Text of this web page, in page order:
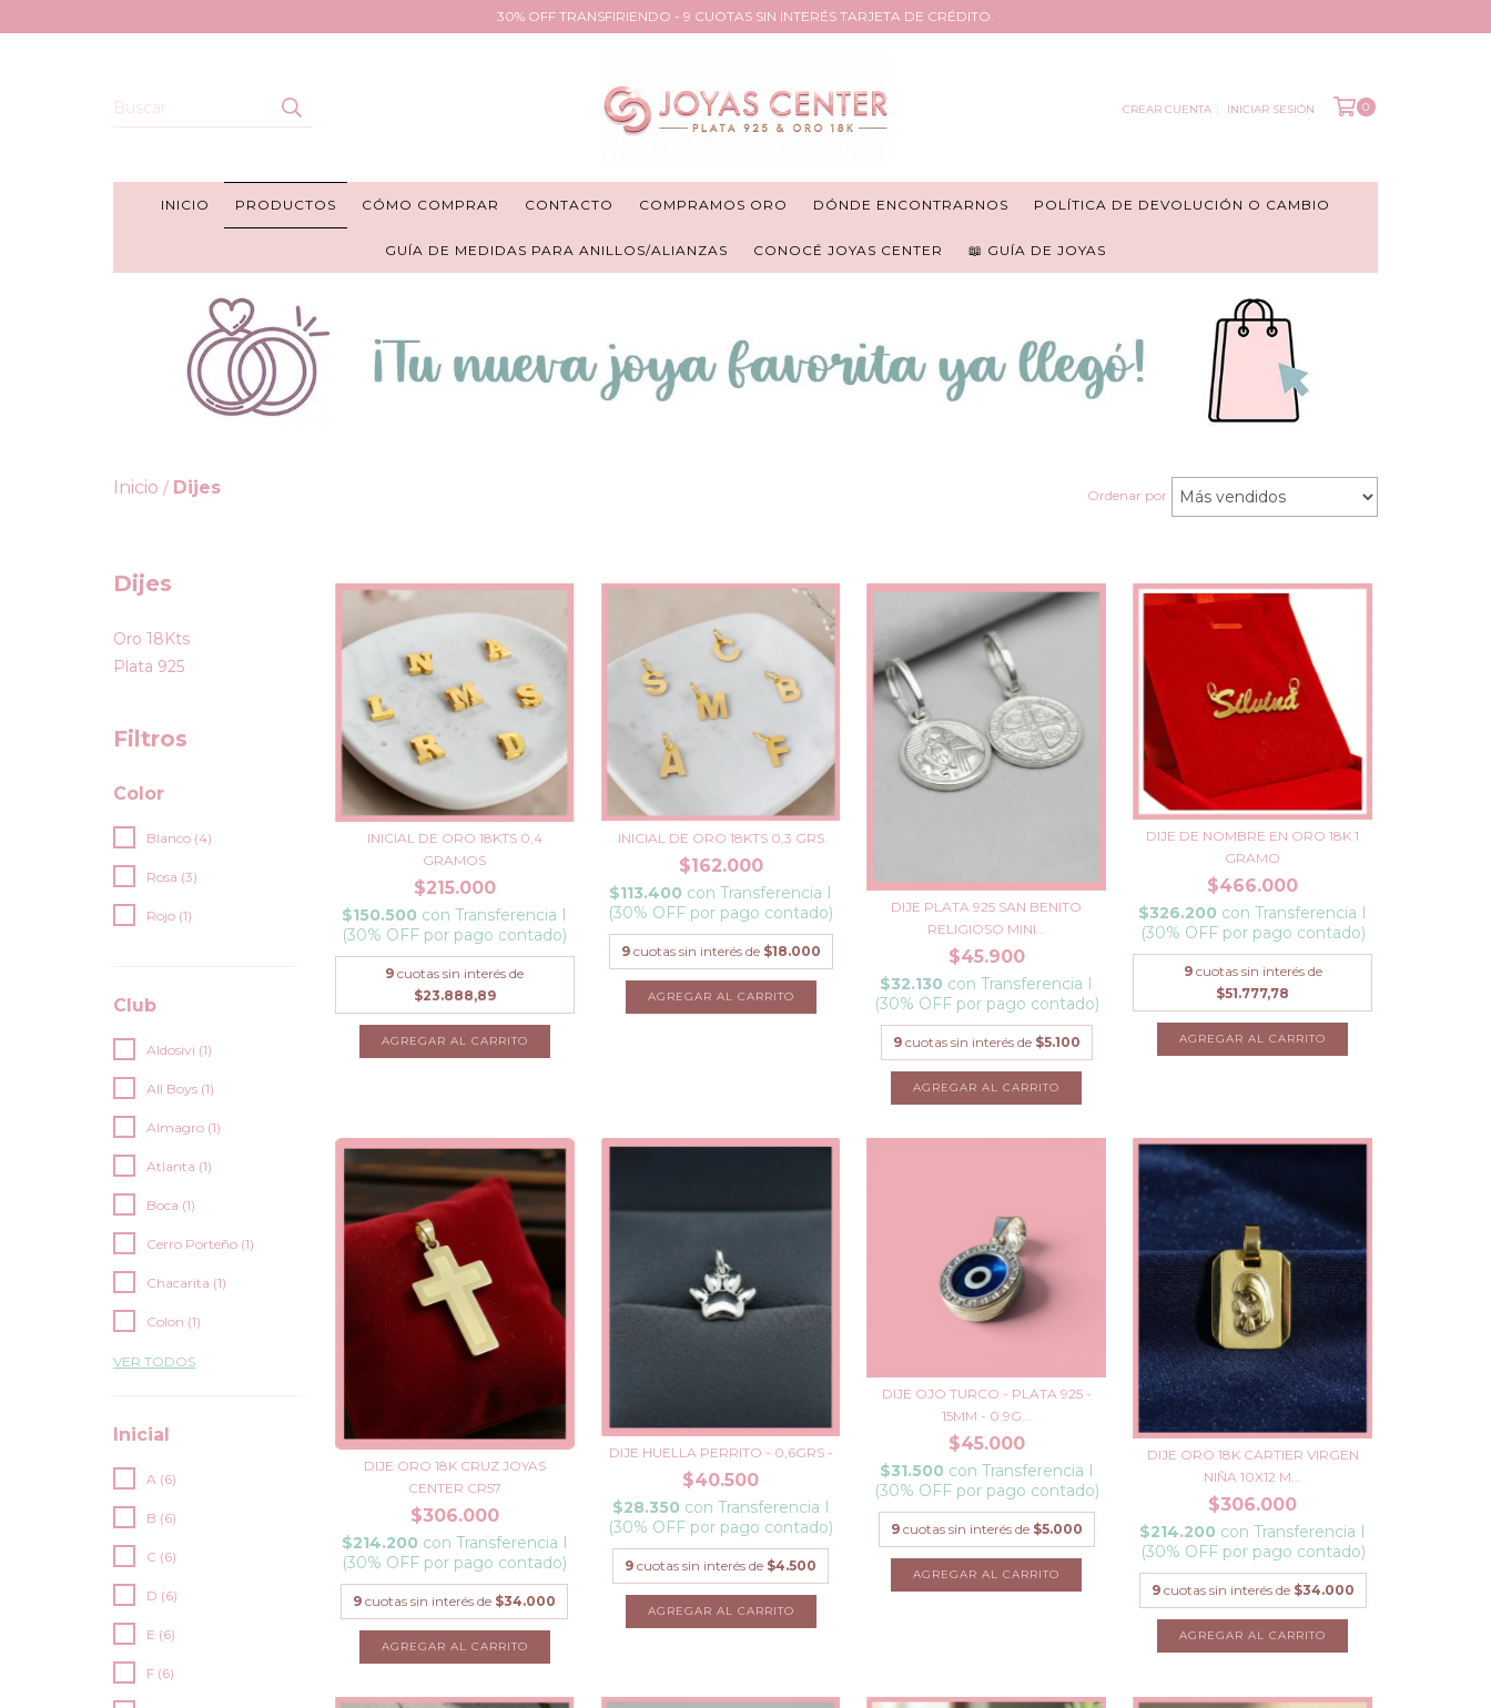
30% OFF TRANSFIRIENDO - 9 CUOTAS SIN INTERÉS TARJETA DE CRÉDITO.
CREAR CUENTA INICIAR SESIÓN 0
INICIO PRODUCTOS CÓMO COMPRAR CONTACTO COMPRAMOS ORO DÓNDE ENCONTRARNOS POLÍTICA DE DEVOLUCIÓN O CAMBIO
GUÍA DE MEDIDAS PARA ANILLOS/ALIANZAS CONOCÉ JOYAS CENTER 📖 GUÍA DE JOYAS
Inicio / Dijes Ordenar por
Dijes
Oro 18Kts
Plata 925
Filtros
Color
Blanco (4)
Rosa (3)
Rojo (1)
Club
Aldosivi (1)
All Boys (1)
Almagro (1)
Atlanta (1)
Boca (1)
Cerro Porteño (1)
Chacarita (1)
Colon (1)
VER TODOS
Inicial
A (6)
B (6)
C (6)
D (6)
E (6)
F (6)
INICIAL DE ORO 18KTS 0,4
GRAMOS
$215.000
$150.500 con Transferencia I
(30% OFF por pago contado)
9 cuotas sin interés de
$23.888,89
AGREGAR AL CARRITO
INICIAL DE ORO 18KTS 0,3 GRS
$162.000
$113.400 con Transferencia I
(30% OFF por pago contado)
9 cuotas sin interés de $18.000
AGREGAR AL CARRITO
DIJE PLATA 925 SAN BENITO
RELIGIOSO MINI...
$45.900
$32.130 con Transferencia I
(30% OFF por pago contado)
9 cuotas sin interés de $5.100
DIJE DE NOMBRE EN ORO 18K 1
GRAMO
$466.000
$326.200 con Transferencia I
(30% OFF por pago contado)
9 cuotas sin interés de
$51.777,78
AGREGAR AL CARRITO
DIJE ORO 18K CRUZ JOYAS
CENTER CR57
$306.000
$214.200 con Transferencia I
(30% OFF por pago contado)
9 cuotas sin interés de $34.000
DIJE HUELLA PERRITO - 0,6GRS -
$40.500
$28.350 con Transferencia I
(30% OFF por pago contado)
9 cuotas sin interés de $4.500
DIJE OJO TURCO - PLATA 925 -
15MM - 0.9G...
$45.000
$31.500 con Transferencia I
(30% OFF por pago contado)
9 cuotas sin interés de $5.000
DIJE ORO 18K CARTIER VIRGEN
NIÑA 10X12 M...
$306.000
$214.200 con Transferencia I
(30% OFF por pago contado)
9 cuotas sin interés de $34.000